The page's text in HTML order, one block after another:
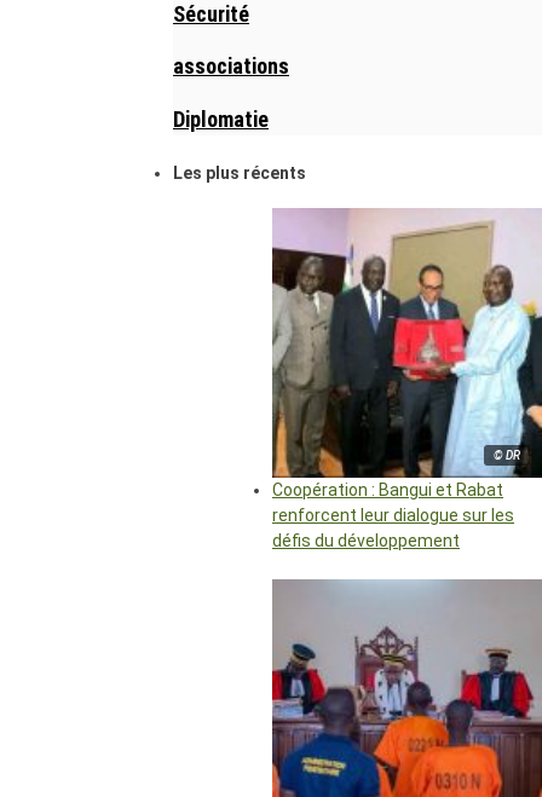
Sécurité
associations
Diplomatie
Les plus récents
© DR
Coopération : Bangui et Rabat
renforcent leur dialogue sur les
défis du développement